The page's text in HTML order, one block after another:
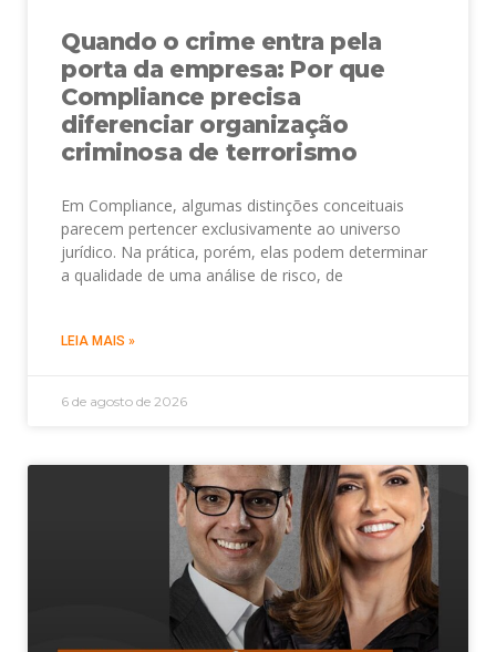
Quando o crime entra pela
porta da empresa: Por que
Compliance precisa
diferenciar organização
criminosa de terrorismo
Em Compliance, algumas distinções conceituais
parecem pertencer exclusivamente ao universo
jurídico. Na prática, porém, elas podem determinar
a qualidade de uma análise de risco, de
LEIA MAIS »
6 de agosto de 2026